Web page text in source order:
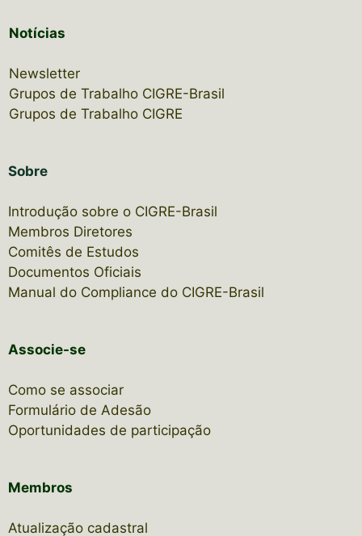
Notícias
Newsletter
Grupos de Trabalho CIGRE-Brasil
Grupos de Trabalho CIGRE
Sobre
Introdução sobre o CIGRE-Brasil
Membros Diretores
Comitês de Estudos
Documentos Oficiais
Manual do Compliance do CIGRE-Brasil
Associe-se
Como se associar
Formulário de Adesão
Oportunidades de participação
Membros
Atualização cadastral